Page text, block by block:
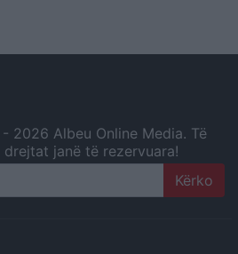
2026 Albeu Online Media. Të
janë të rezervuara!